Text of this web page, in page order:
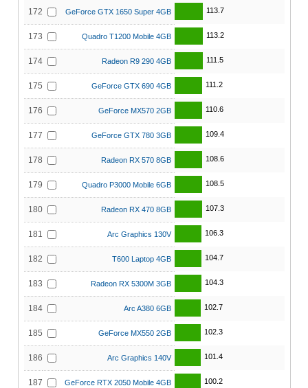
172 GeForce GTX 1650 Super 4GB 113.7
173 Quadro T1200 Mobile 4GB 113.2
174 Radeon R9 290 4GB 111.5
175 GeForce GTX 690 4GB 111.2
176 GeForce MX570 2GB 110.6
177 GeForce GTX 780 3GB 109.4
178 Radeon RX 570 8GB 108.6
179 Quadro P3000 Mobile 6GB 108.5
180 Radeon RX 470 8GB 107.3
181 Arc Graphics 130V 106.3
182 T600 Laptop 4GB 104.7
183 Radeon RX 5300M 3GB 104.3
184 Arc A380 6GB 102.7
185 GeForce MX550 2GB 102.3
186 Arc Graphics 140V 101.4
187 GeForce RTX 2050 Mobile 4GB 100.2